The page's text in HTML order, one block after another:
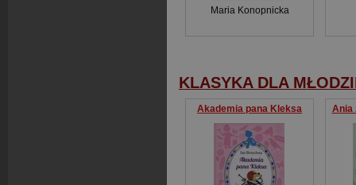
Maria Konopnicka
KLASYKA DLA
Akademia pana Kleksa Ania